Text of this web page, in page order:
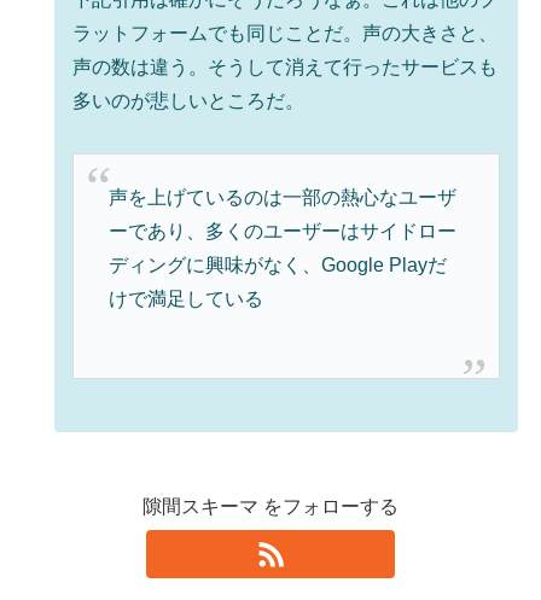
ラットフォームでも同じことだ。声の大きさと、
声の数は違う。そうして消えて行ったサービスも
多いのが悲しいところだ。
声を上げているのは一部の熱心なユーザ
ーであり、多くのユーザーはサイドロー
ディングに興味がなく、Google Playだ
けで満足している
隙間スキーマ をフォローする